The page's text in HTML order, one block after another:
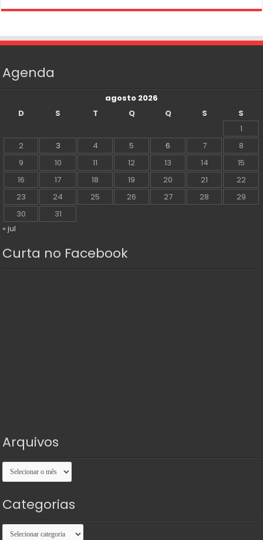
Agenda
agosto 2026
D
S T Q Q S
S
1
2
3 4 5 6 7
8
9
10 11 12 13 14
15
16
17 18 19 20 21
22
23
24 25 26 27 28
29
30
31
« jul
Curta no Facebook
Arquivos
Arquivos
Categorias
Categorias